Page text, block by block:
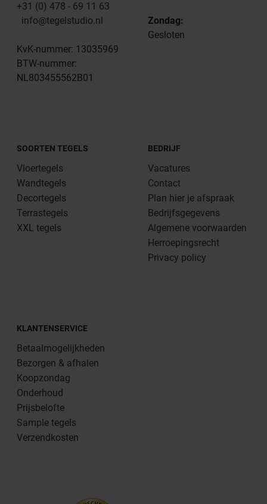
+31 (0) 478 - 69 11 63
info@tegelstudio.nl
KvK-nummer: 13035969
BTW-nummer:
NL803455562B01
Zondag:
Gesloten
SOORTEN TEGELS
Vloertegels
Wandtegels
Decortegels
Terrastegels
XXL tegels
BEDRIJF
Vacatures
Contact
Plan hier je afspraak
Bedrijfsgegevens
Algemene voorwaarden
Herroepingsrecht
Privacy policy
KLANTENSERVICE
Betaalmogelijkheden
Bezorgen & afhalen
Koopzondag
Onderhoud
Prijsbelofte
Sample tegels
Verzendkosten